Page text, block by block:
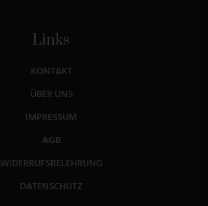
Links
KONTAKT
ÜBER UNS
IMPRESSUM
AGB
WIDERRUFSBELEHRUNG
DATENSCHUTZ